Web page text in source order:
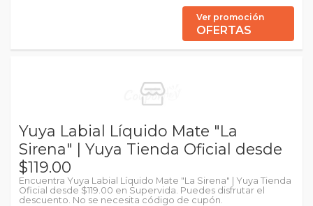
Ver promoción
OFERTAS
Yuya Labial Líquido Mate "La
Sirena" | Yuya Tienda Oficial desde
$119.00
Encuentra Yuya Labial Líquido Mate "La Sirena" | Yuya Tienda
Oficial desde $119.00 en Supervida. Puedes disfrutar el
descuento. No se necesita código de cupón.